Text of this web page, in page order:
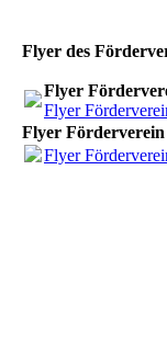
Flyer des
Flyer
Flyer
Flyer Förderverein
Flyer